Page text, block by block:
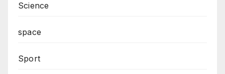
Science
space
Sport